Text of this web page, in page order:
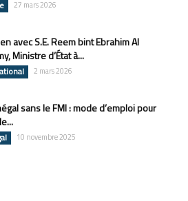
27 mars 2026
avec S.E. Reem bint Ebrahim Al
Ministre d’État à...
2 mars 2026
sans le FMI : mode d’emploi pour
10 novembre 2025